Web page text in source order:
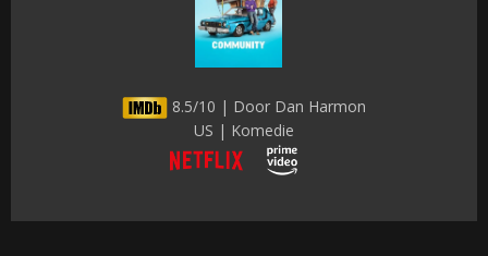
8.5/10 | Door Dan Harmon
US | Komedie